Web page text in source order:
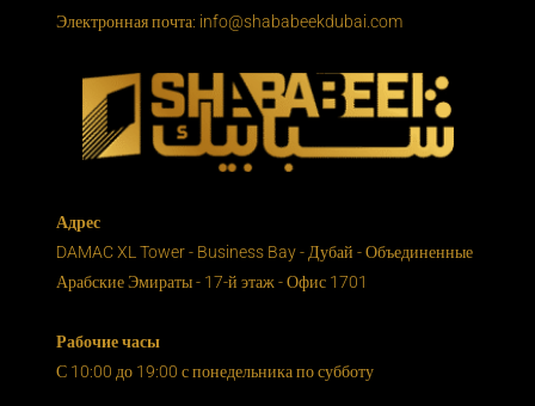
Электронная почта: info@shababeekdubai.com
Адрес
DAMAC XL Tower - Business Bay - Дубай - Объединенные
Арабские Эмираты - 17-й этаж - Офис 1701
Рабочие часы
С 10:00 до 19:00 с понедельника по субботу